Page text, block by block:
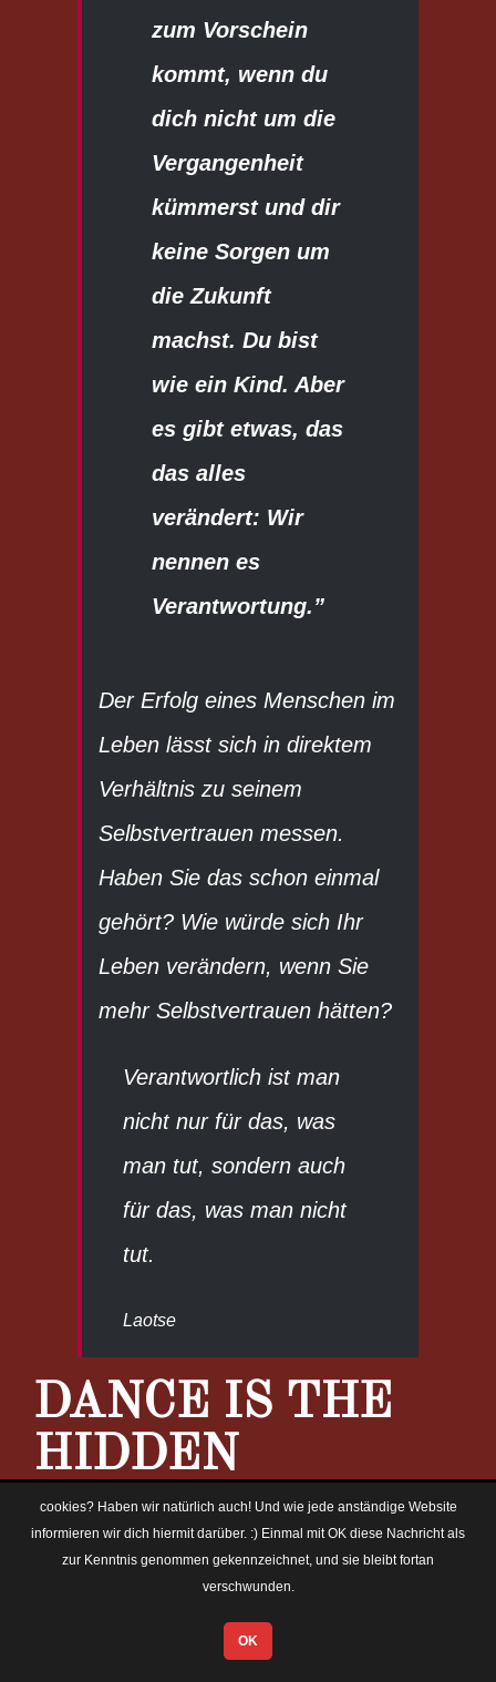
zum Vorschein
kommt, wenn du
dich nicht um die
Vergangenheit
kümmerst und dir
keine Sorgen um
die Zukunft
machst. Du bist
wie ein Kind. Aber
es gibt etwas, das
das alles
verändert: Wir
nennen es
Verantwortung.”
Der Erfolg eines Menschen im
Leben lässt sich in direktem
Verhältnis zu seinem
Selbstvertrauen messen.
Haben Sie das schon einmal
gehört? Wie würde sich Ihr
Leben verändern, wenn Sie
mehr Selbstvertrauen hätten?
Verantwortlich ist man
nicht nur für das, was
man tut, sondern auch
für das, was man nicht
tut.
Laotse
DANCE IS THE
HIDDEN
LANGUAGE OF
THE SOUL OF
THE BODY.
cookies? Haben wir natürlich auch! Und wie jede anständige Website
informieren wir dich hiermit darüber. :) Einmal mit OK diese Nachricht als
zur Kenntnis genommen gekennzeichnet, und sie bleibt fortan
verschwunden.
OK